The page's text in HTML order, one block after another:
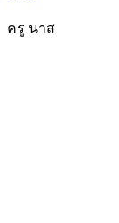
ครู นาส